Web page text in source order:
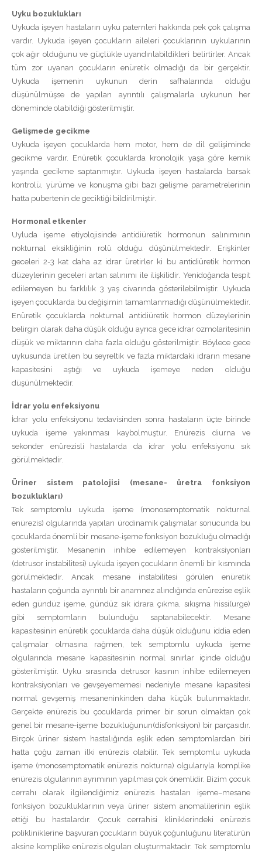
Uyku bozuklukları
Uykuda işeyen hastaların uyku paternleri hakkında pek çok çalışma
vardır. Uykuda işeyen çocukların aileleri çocuklarının uykularının
çok ağır olduğunu ve güçlükle uyandırılabildikleri belirtirler. Ancak
tüm zor uyanan çocukların enüretik olmadığı da bir gerçektir.
Uykuda işemenin uykunun derin safhalarında olduğu
düşünülmüşse de yapılan ayrıntılı çalışmalarla uykunun her
döneminde olabildiği gösterilmiştir.
Gelişmede gecikme
Uykuda işeyen çocuklarda hem motor, hem de dil gelişiminde
gecikme vardır. Enüretik çocuklarda kronolojik yaşa göre kemik
yaşında gecikme saptanmıştır. Uykuda işeyen hastalarda barsak
kontrolü, yürüme ve konuşma gibi bazı gelişme parametrelerinin
hatta pubertenin de geciktiği bildirilmiştir.
Hormonal etkenler
Uyluda işeme etiyolojisinde antidiüretik hormonun salınımının
nokturnal eksikliğinin rolü olduğu düşünülmektedir. Erişkinler
geceleri 2-3 kat daha az idrar üretirler ki bu antidiüretik hormon
düzeylerinin geceleri artan salınımı ile ilişkilidir. Yenidoğanda tespit
edilemeyen bu farklılık 3 yaş civarında gösterilebilmiştir. Uykuda
işeyen çocuklarda bu değişimin tamamlanmadığı düşünülmektedir.
Enüretik çocuklarda nokturnal antidiüretik hormon düzeylerinin
belirgin olarak daha düşük olduğu ayrıca gece idrar ozmolaritesinin
düşük ve miktarının daha fazla olduğu gösterilmiştir. Böylece gece
uykusunda üretilen bu seyreltik ve fazla miktardaki idrarın mesane
kapasitesini aştığı ve uykuda işemeye neden olduğu
düşünülmektedir.
İdrar yolu enfeksiyonu
İdrar yolu enfeksiyonu tedavisinden sonra hastaların üçte birinde
uykuda işeme yakınması kaybolmuştur. Enürezis diurna ve
sekonder enürezisli hastalarda da idrar yolu enfeksiyonu sık
görülmektedir.
Üriner sistem patolojisi (mesane- üretra fonksiyon
bozuklukları)
Tek semptomlu uykuda işeme (monosemptomatik nokturnal
enürezis) olgularında yapılan ürodinamik çalışmalar sonucunda bu
çocuklarda önemli bir mesane-işeme fonksiyon bozukluğu olmadığı
gösterilmiştir. Mesanenin inhibe edilemeyen kontraksiyonları
(detrusor instabilitesi) uykuda işeyen çocukların önemli bir kısmında
görülmektedir. Ancak mesane instabilitesi görülen enüretik
hastaların çoğunda ayrıntılı bir anamnez alındığında enürezise eşlik
eden gündüz işeme, gündüz sık idrara çıkma, sıkışma hissi(urge)
gibi semptomların bulunduğu saptanabilecektir. Mesane
kapasitesinin enüretik çocuklarda daha düşük olduğunu iddia eden
çalışmalar olmasına rağmen, tek semptomlu uykuda işeme
olgularında mesane kapasitesinin normal sınırlar içinde olduğu
gösterilmiştir. Uyku sırasında detrusor kasının inhibe edilemeyen
kontraksiyonları ve gevşeyememesi nedeniyle mesane kapasitesi
normal gevşemiş mesaneninkinden daha küçük bulunmaktadır.
Gerçekte enürezis bu çocuklarda primer bir sorun olmaktan çok
genel bir mesane-işeme bozukluğunun(disfonksiyon) bir parçasıdır.
Birçok üriner sistem hastalığında eşlik eden semptomlardan biri
hatta çoğu zaman ilki enürezis olabilir. Tek semptomlu uykuda
işeme (monosemptomatik enürezis nokturna) olgularıyla komplike
enürezis olgularının ayrımının yapılması çok önemlidir. Bizim çocuk
cerrahı olarak ilgilendiğimiz enürezis hastaları işeme–mesane
fonksiyon bozukluklarının veya üriner sistem anomalilerinin eşlik
ettiği bu hastalardır. Çocuk cerrahisi kliniklerindeki enürezis
polikliniklerine başvuran çocukların büyük çoğunluğunu literatürün
aksine komplike enürezis olguları oluşturmaktadır. Tek semptomlu